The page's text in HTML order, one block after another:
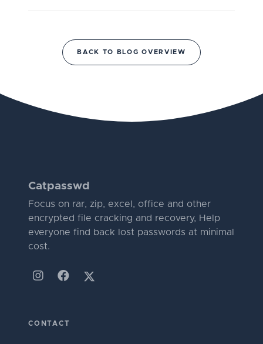
BACK TO BLOG OVERVIEW
Catpasswd
Focus on rar, zip, excel, office and other
encrypted file cracking and recovery, Help
everyone find back lost passwords at minimal
cost.
CONTACT